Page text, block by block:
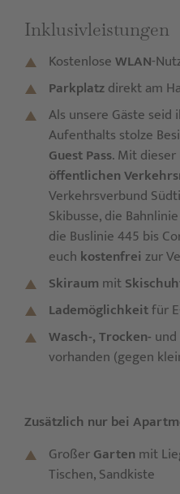
Inklusiv­leistungen
KostenloseWLAN-
Parkplatzdirekt am
Als unsere Gäste
Aufenthalts stolze
Guest Pass. Mit dieser
öffentlichen
Verkehrsverbund
Skibusse, die
die Buslinie 445 bis
euch kostenfrei zur
Skiraum mit
Lademöglichkeitfür
Wasch-, Trocken- und
vorhanden (gegen
Zusätzlich nur bei
GroßerGarten mit
Tischen, Sandkiste